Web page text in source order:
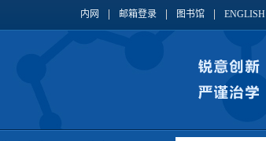
内网 邮箱登录 图书馆 ENGLISH